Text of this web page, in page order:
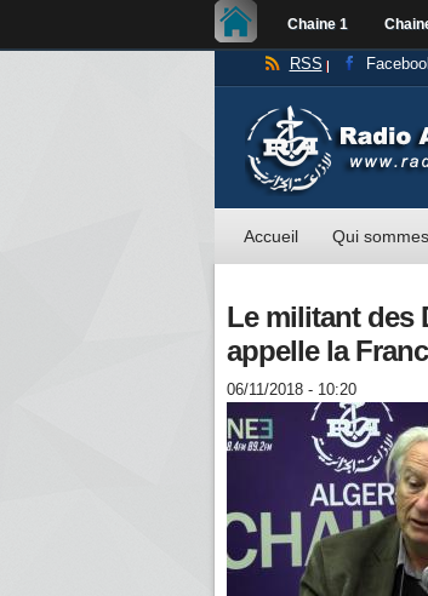
Chaine 1
RSS
Accueil Qui
Le militant des
appelle la
06/11/2018 - 10:20